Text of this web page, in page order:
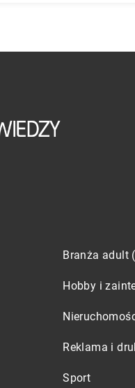
Branża adult
Hobby i
Reklama i
Sport